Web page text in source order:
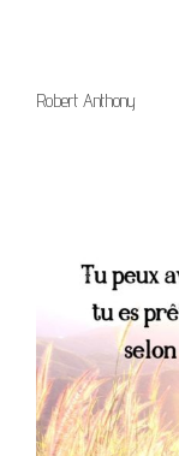
Robert Anthony